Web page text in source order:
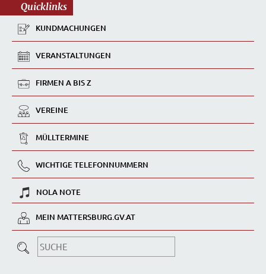
Quicklinks
KUNDMACHUNGEN
VERANSTALTUNGEN
FIRMEN A BIS Z
VEREINE
MÜLLTERMINE
WICHTIGE TELEFONNUMMERN
NOLA NOTE
MEIN MATTERSBURG.GV.AT